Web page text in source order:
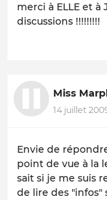
merci à ELLE et
discussions !!!!!!!!!
Miss
14 juillet
Envie de
point de vue à la
sait si je me suis
de lire des "infos"